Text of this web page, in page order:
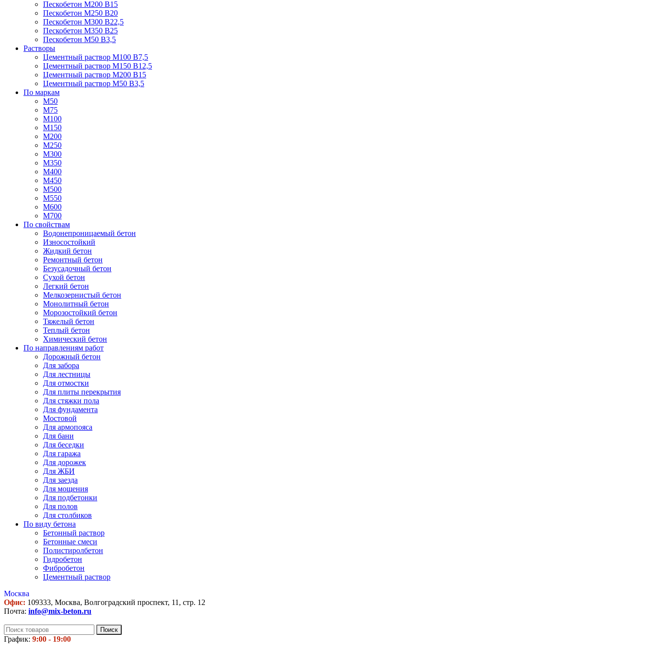
Пескобетон М200 В15
Пескобетон М250 В20
Пескобетон М300 В22,5
Пескобетон М350 В25
Пескобетон М50 В3,5
Растворы
Цементный раствор М100 В7,5
Цементный раствор М150 В12,5
Цементный раствор М200 В15
Цементный раствор М50 В3,5
По маркам
М50
М75
М100
М150
М200
М250
М300
М350
М400
М450
М500
М550
М600
М700
По свойствам
Водонепроницаемый бетон
Износостойкий
Жидкий бетон
Ремонтный бетон
Безусадочный бетон
Сухой бетон
Легкий бетон
Мелкозернистый бетон
Монолитный бетон
Морозостойкий бетон
Тяжелый бетон
Теплый бетон
Химический бетон
По направлениям работ
Дорожный бетон
Для забора
Для лестницы
Для отмостки
Для плиты перекрытия
Для стяжки пола
Для фундамента
Мостовой
Для армопояса
Для бани
Для беседки
Для гаража
Для дорожек
Для ЖБИ
Для заезда
Для мощения
Для подбетонки
Для полов
Для столбиков
По виду бетона
Бетонный раствор
Бетонные смеси
Полистиролбетон
Гидробетон
Фибробетон
Цементный раствор
Москва
Офис: 109333, Москва, Волгоградский проспект, 11, стр. 12
Почта: info@mix-beton.ru
Поиск
График: 9:00 - 19:00